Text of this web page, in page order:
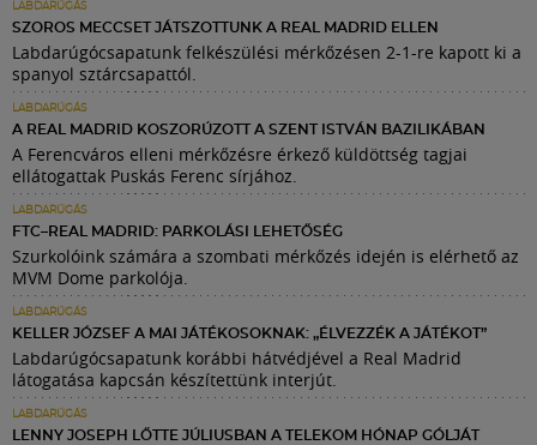
LABDARÚGÁS
SZOROS MECCSET JÁTSZOTTUNK A REAL MADRID ELLEN
Labdarúgócsapatunk felkészülési mérkőzésen 2-1-re kapott ki a
spanyol sztárcsapattól.
LABDARÚGÁS
A REAL MADRID KOSZORÚZOTT A SZENT ISTVÁN BAZILIKÁBAN
A Ferencváros elleni mérkőzésre érkező küldöttség tagjai
ellátogattak Puskás Ferenc sírjához.
LABDARÚGÁS
FTC–REAL MADRID: PARKOLÁSI LEHETŐSÉG
Szurkolóink számára a szombati mérkőzés idején is elérhető az
MVM Dome parkolója.
LABDARÚGÁS
KELLER JÓZSEF A MAI JÁTÉKOSOKNAK: „ÉLVEZZÉK A JÁTÉKOT”
Labdarúgócsapatunk korábbi hátvédjével a Real Madrid
látogatása kapcsán készítettünk interjút.
LABDARÚGÁS
LENNY JOSEPH LŐTTE JÚLIUSBAN A TELEKOM HÓNAP GÓLJÁT